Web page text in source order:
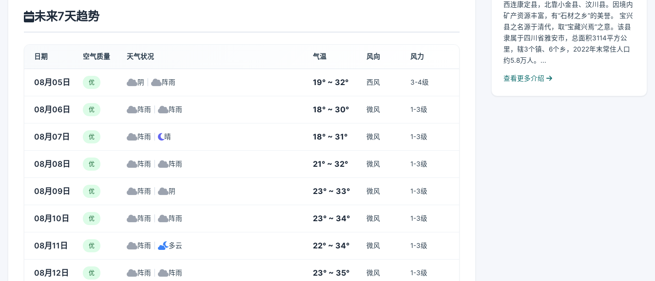
未来7天趋势
日期 空气质量 天气状况 气温 风向 风力
08月05日 优 阴 阵雨 19° ~ 32° 西风 3-4级
08月06日 优 阵雨 阵雨 18° ~ 30° 微风 1-3级
08月07日 优 阵雨 晴 18° ~ 31° 微风 1-3级
08月08日 优 阵雨 阵雨 21° ~ 32° 微风 1-3级
08月09日 优 阵雨 阴 23° ~ 33° 微风 1-3级
08月10日 优 阵雨 阵雨 23° ~ 34° 微风 1-3级
08月11日 优 阵雨 多云 22° ~ 34° 微风 1-3级
08月12日 优 阵雨 阵雨 23° ~ 35° 微风 1-3级
西连康定县，北靠小金县、汶川县。因境内
矿产资源丰富，有“石材之乡”的美誉。 宝兴
县之名源于清代，取“宝藏兴焉”之意。该县
隶属于四川省雅安市，总面积3114平方公
里，辖3个镇、6个乡，2022年末常住人口
约5.8万人。...
查看更多介绍